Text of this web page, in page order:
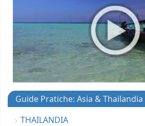
Guide Pratiche: Asia & Thailandia
THAILANDIA